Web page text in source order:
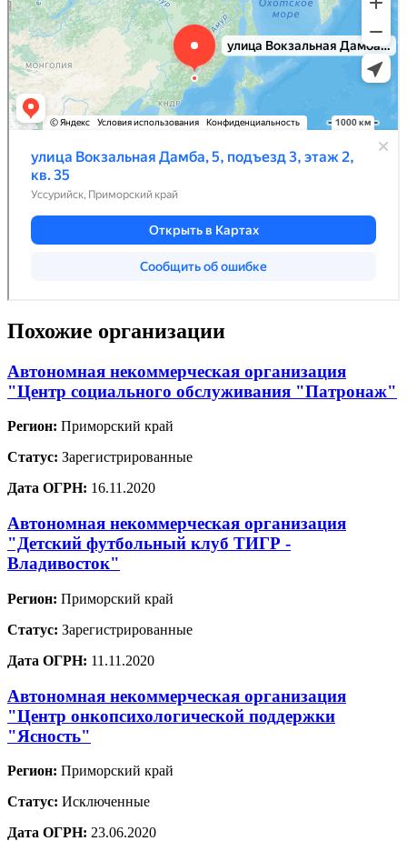
Похожие организации
Автономная некоммерческая организация
"Центр социального обслуживания "Патронаж"
Регион: Приморский край
Статус: Зарегистрированные
Дата ОГРН: 16.11.2020
Автономная некоммерческая организация
"Детский футбольный клуб ТИГР -
Владивосток"
Регион: Приморский край
Статус: Зарегистрированные
Дата ОГРН: 11.11.2020
Автономная некоммерческая организация
"Центр онкопсихологической поддержки
"Ясность"
Регион: Приморский край
Статус: Исключенные
Дата ОГРН: 23.06.2020